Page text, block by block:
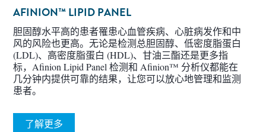
AFINION™ LIPID PANEL
胆固醇水平高的患者罹患心血管疾病、心脏病发作和中
风的风险也更高。无论是检测总胆固醇、低密度脂蛋白
(LDL)、高密度脂蛋白 (HDL)、甘油三酯还是更多指
标，Afinion Lipid Panel 检测和 Afinion™ 分析仪都能在
几分钟内提供可靠的结果，让您可以放心地管理和监测
患者。
了解更多